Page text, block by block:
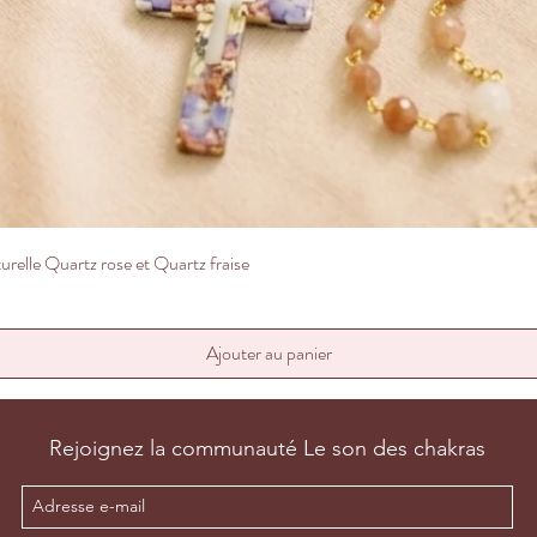
inoxydable.
Aperçu rapide
Quartz rose et Quartz fraise
Ajouter au panier
Rejoignez la communauté Le son des chakras